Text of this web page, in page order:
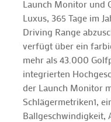
Launch Monitor und
Luxus, 365 Tage im
Driving Range
verfügt über ein
mehr als 43.000
integrierten
der Launch Monitor
Schlägermetriken1,
Ballgeschwindigkeit,